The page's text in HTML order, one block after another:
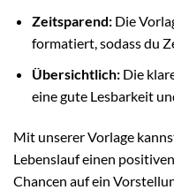
Zeitsparend:Die
formatiert, sodass du
Übersichtlich:Die
eine gute Lesbarkeit
Mit unserer Vorlage
Lebenslauf einen
Chancen auf ein